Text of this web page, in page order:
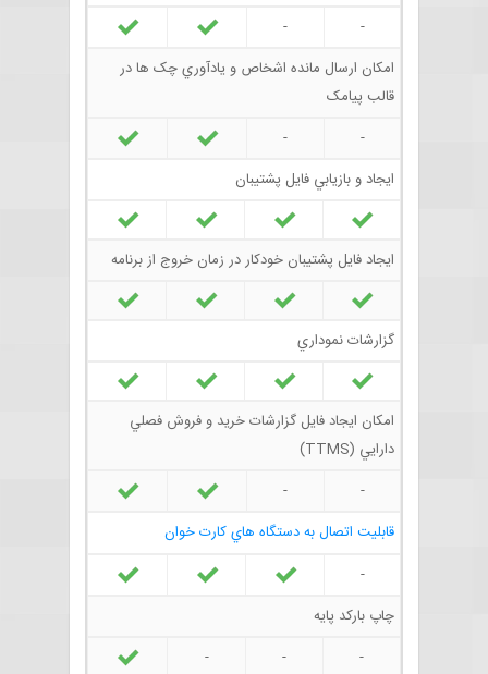
-
-
امکان ارسال مانده اشخاص و يادآوري چک ها در
قالب پيامک
-
-
ايجاد و بازيابي فايل پشتيبان
ايجاد فايل پشتيبان خودکار در زمان خروج از برنامه
گزارشات نموداري
امکان ايجاد فايل گزارشات خريد و فروش فصلي
دارايي (TTMS)
-
-
قابليت اتصال به دستگاه هاي کارت خوان
-
چاپ بارکد پايه
-
-
-